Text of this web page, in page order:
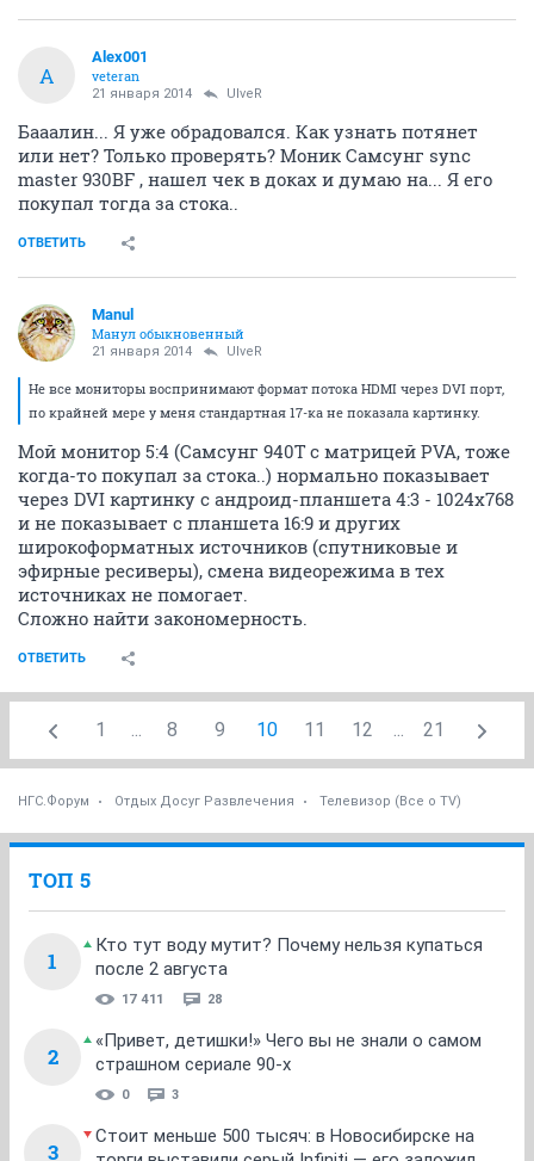
A
Alex001
veteran
21 января 2014 UlveR
Бааалин... Я уже обрадовался. Как узнать потянет
или нет? Только проверять? Моник Самсунг sync
master 930BF , нашел чек в доках и думаю на... Я его
покупал тогда за стока..
ОТВЕТИТЬ
Manul
Манул обыкновенный
21 января 2014 UlveR
Не все мониторы воспринимают формат потока HDMI через DVI порт,
по крайней мере у меня стандартная 17-ка не показала картинку.
Мой монитор 5:4 (Самсунг 940T с матрицей PVA, тоже
когда-то покупал за стока..) нормально показывает
через DVI картинку с андроид-планшета 4:3 - 1024х768
и не показывает с планшета 16:9 и других
широкоформатных источников (спутниковые и
эфирные ресиверы), смена видеорежима в тех
источниках не помогает.
Сложно найти закономерность.
ОТВЕТИТЬ
1 ... 8 9 10 11 12 ... 21
НГС.Форум Отдых Досуг Развлечения Телевизор (Все о TV)
ТОП 5
1
Кто тут воду мутит? Почему нельзя купаться
после 2 августа
17 411 28
2
«Привет, детишки!» Чего вы не знали о самом
страшном сериале 90-х
0 3
3
Стоит меньше 500 тысяч: в Новосибирске на